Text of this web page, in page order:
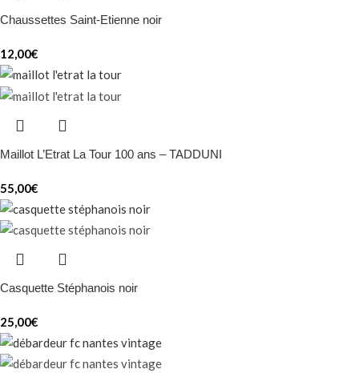
Chaussettes Saint-Etienne noir
12,00€
Maillot L’Etrat La Tour 100 ans – TADDUNI
55,00€
Casquette Stéphanois noir
25,00€